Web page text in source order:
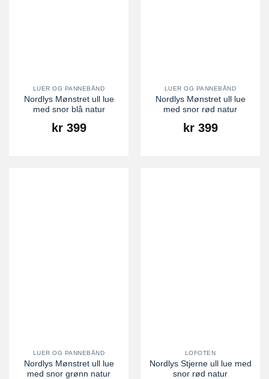
LUER OG PANNEBÅND
Nordlys Mønstret ull lue
med snor blå natur
kr399
LUER OG PANNEBÅND
Nordlys Mønstret ull lue
med snor rød natur
kr399
LUER OG PANNEBÅND
Nordlys Mønstret ull lue
med snor grønn natur
LOFOTEN
Nordlys Stjerne ull lue med
snor rød natur